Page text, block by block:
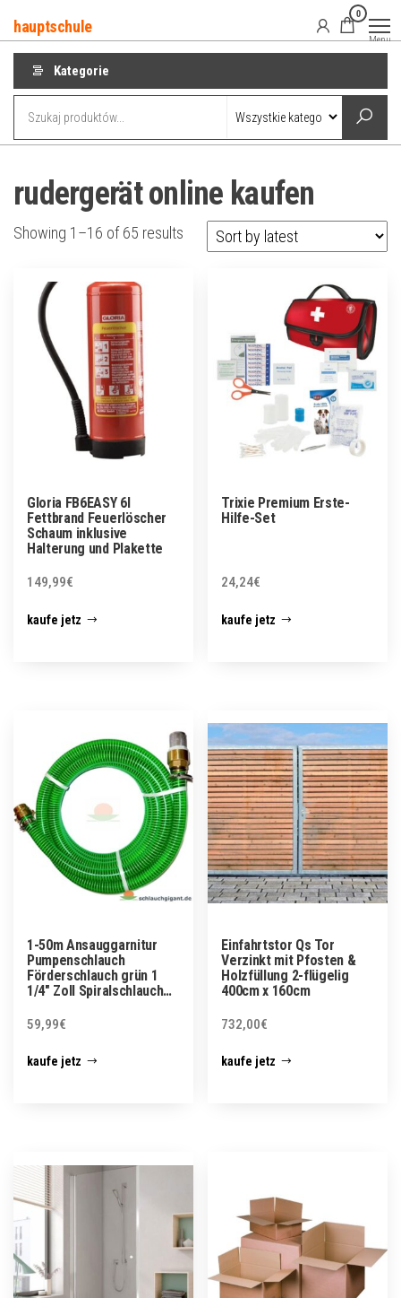
do
treści
hauptschule
0
Menu
Kategorie
rudergerät online kaufen
Showing 1–16 of 65 results
Gloria FB6EASY 6l
Fettbrand Feuerlöscher
Schaum inklusive
Halterung und Plakette
149,99€
kaufe jetz
Trixie Premium Erste-
Hilfe-Set
24,24€
kaufe jetz
1-50m Ansauggarnitur
Pumpenschlauch
Förderschlauch grün 1
1/4″ Zoll Spiralschlauch…
59,99€
kaufe jetz
Einfahrtstor Qs Tor
Verzinkt mit Pfosten &
Holzfüllung 2-flügelig
400cm x 160cm
732,00€
kaufe jetz